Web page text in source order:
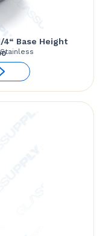
Base Height
Price
range:
through